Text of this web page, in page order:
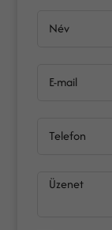
Név
E-mail
Telefon
Üzenet